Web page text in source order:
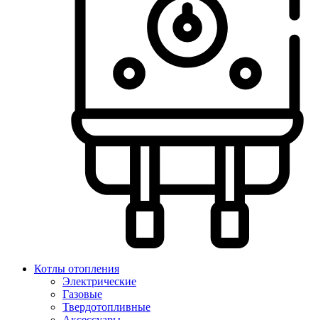
Котлы отопления
Электрические
Газовые
Твердотопливные